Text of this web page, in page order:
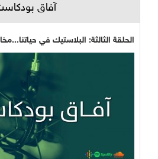
آفاق
الحلقة الثالثة: البلاستيك في